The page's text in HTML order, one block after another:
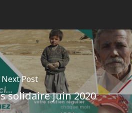
Next Post
solidaire Juin 2020